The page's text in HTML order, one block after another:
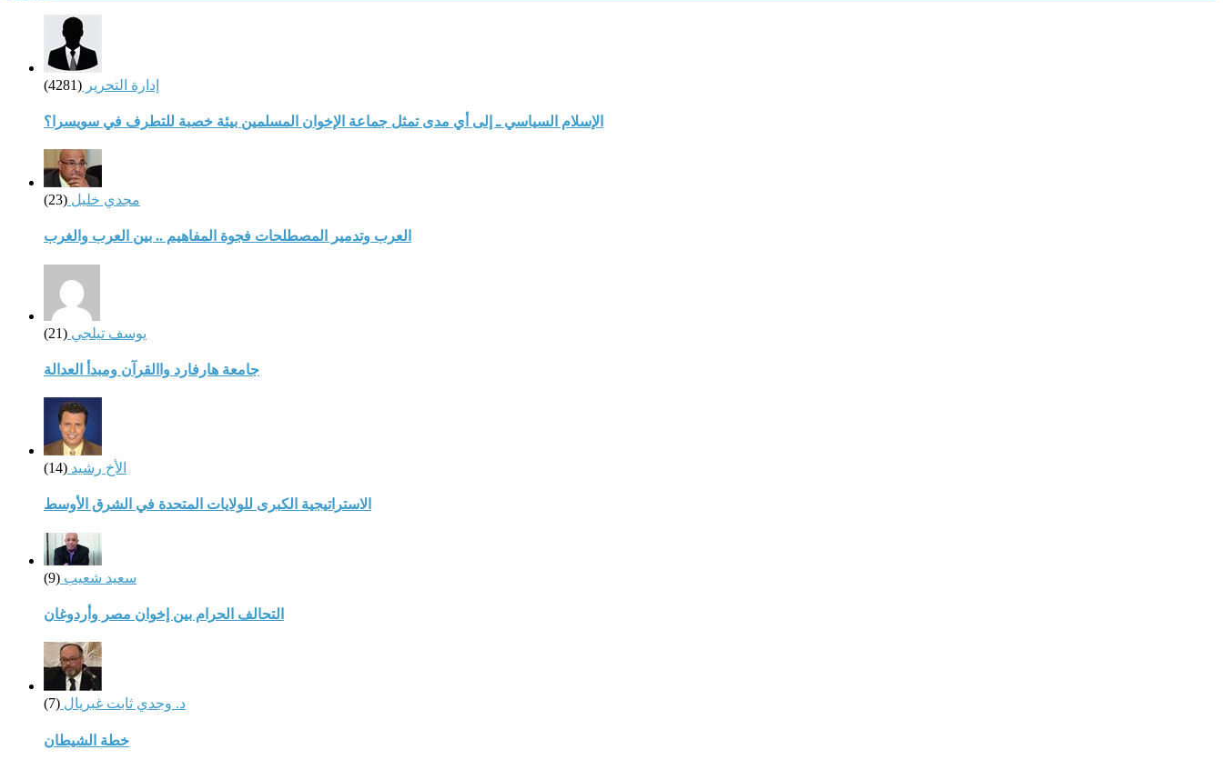
إدارة التحرير (4281)
الإسلام السياسي ـ إلى أي مدى تمثل جماعة الإخوان المسلمين بيئة خصبة للتطرف في سويسرا؟
مجدي خليل (23)
العرب وتدمير المصطلحات فجوة المفاهيم .. بين العرب والغرب
يوسف تيلجي (21)
جامعة هارفارد واالقرآن ومبدأ العدالة
الأخ رشيد (14)
الاستراتيجية الكبرى للولايات المتحدة في الشرق الأوسط
سعيد شعيب (9)
التحالف الحرام بين إخوان مصر وأردوغان
د. وجدي ثابت غبريال (7)
خطة الشيطان